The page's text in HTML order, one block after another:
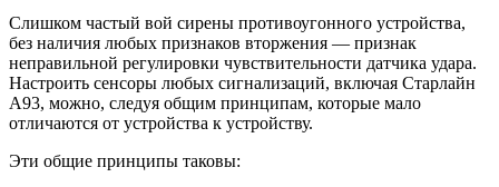
Слишком частый вой сирены противоугонного устройства,
без наличия любых признаков вторжения — признак
неправильной регулировки чувствительности датчика удара.
Настроить сенсоры любых сигнализаций, включая Старлайн
А93, можно, следуя общим принципам, которые мало
отличаются от устройства к устройству.
Эти общие принципы таковы: